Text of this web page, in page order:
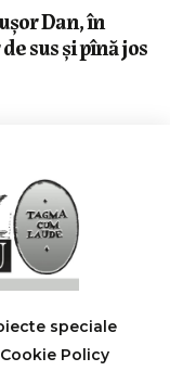
Dan, în
sus și pînă jos
speciale
Cookie Policy